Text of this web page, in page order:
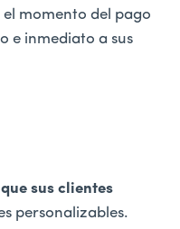
momento del pago
e inmediato a sus
sus clientes
personalizables.